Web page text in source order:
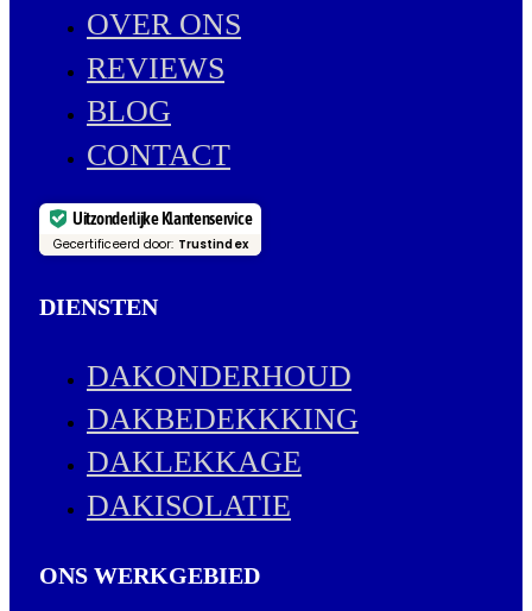
OVER ONS
REVIEWS
BLOG
CONTACT
Uitzonderlijke Klantenservice
Gecertificeerd door: Trustindex
DIENSTEN
DAKONDERHOUD
DAKBEDEKKKING
DAKLEKKAGE
DAKISOLATIE
ONS WERKGEBIED